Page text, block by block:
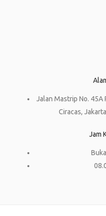
Jalan Mastrip No. 45A
Ciracas,
Jam